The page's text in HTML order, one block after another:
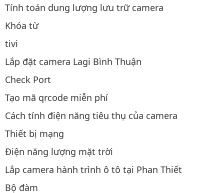
Tính toán dung lượng lưu trữ camera
Khóa từ
tivi
Lắp đặt camera Lagi Bình Thuận
Check Port
Tạo mã qrcode miễn phí
Cách tính điện năng tiêu thụ của camera
Thiết bị mạng
Điện năng lượng mặt trời
Lắp camera hành trình ô tô tại Phan Thiết
Bộ đàm